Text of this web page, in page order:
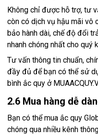
Không chỉ được hỗ trợ, tư
còn có dịch vụ hậu mãi vô
bảo hành dài, chế độ đổi
nhanh chóng nhất cho quý
Tư vấn thông tin chuẩn,
đầy đủ để bạn có thể sử
bình ắc quy ở
2.6 Mua hàng dễ
Bạn có thể mua ắc quy
chóng qua nhiều kênh